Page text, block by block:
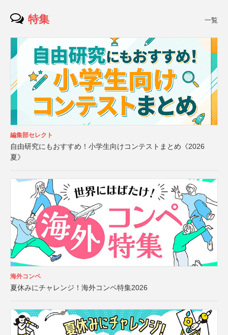
特集 一覧
編集部セレクト
自由研究にもおすすめ！小学生向けコンテストまとめ《2026
夏》
海外コンペ
夏休みにチャレンジ！海外コンペ特集2026